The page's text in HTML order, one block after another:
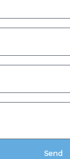
Send